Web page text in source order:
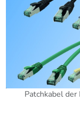
Patchkabel